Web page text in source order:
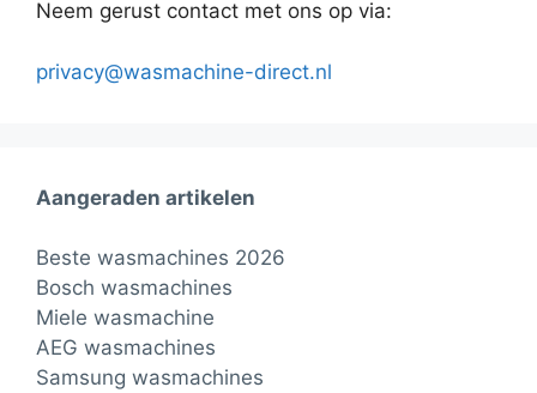
Neem gerust contact met ons op via:
privacy@wasmachine-direct.nl
Aangeraden artikelen
Beste wasmachines 2026
Bosch wasmachines
Miele wasmachine
AEG wasmachines
Samsung wasmachines